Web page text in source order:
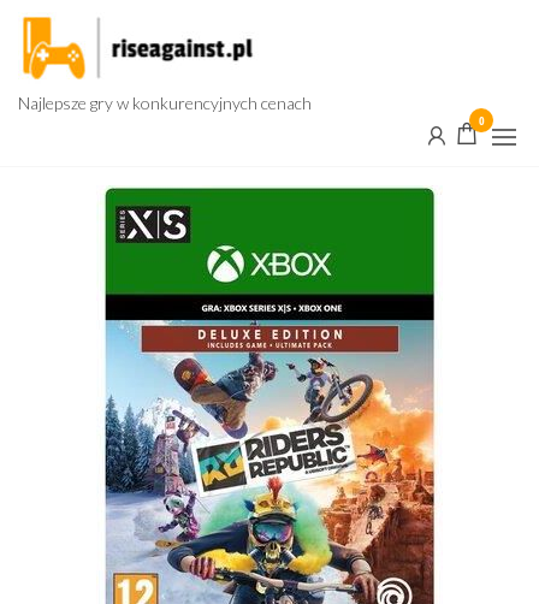
Przejdź
treści
Najlepsze gry w konkurencyjnych cenach
0